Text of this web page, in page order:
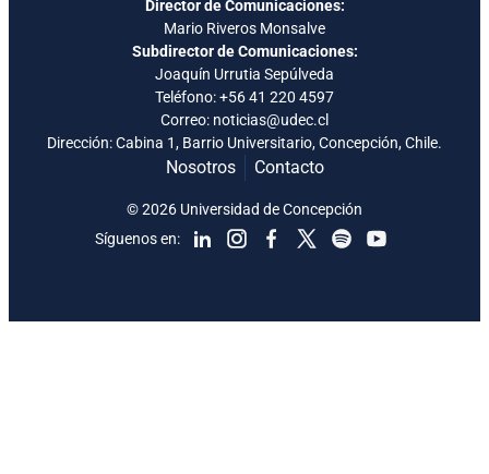
Director de Comunicaciones:
Mario Riveros Monsalve
Subdirector de Comunicaciones:
Joaquín Urrutia Sepúlveda
Teléfono:+56 41 220 4597
Correo: noticias@udec.cl
Dirección: Cabina 1, Barrio Universitario, Concepción, Chile.
Nosotros Contacto
Síguenos en:
© 2026 Universidad de Concepción